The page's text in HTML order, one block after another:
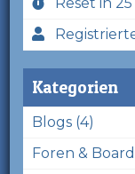
Kategorien
Blogs (4)
Foren &